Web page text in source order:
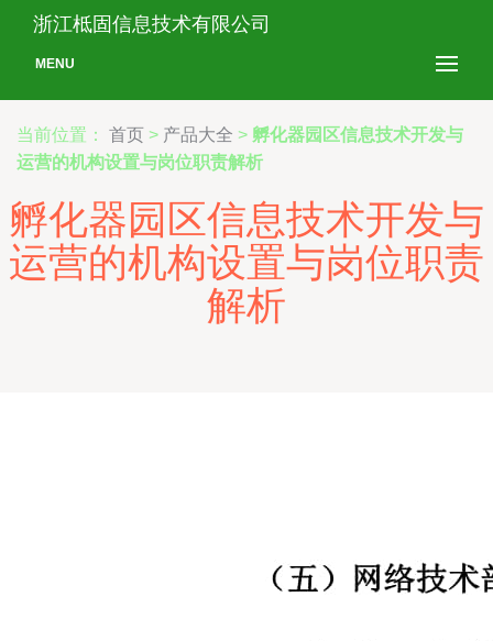
浙江柢固信息技术有限公司
MENU
当前位置： 首页 > 产品大全 > 孵化器园区信息技术开发与
运营的机构设置与岗位职责解析
孵化器园区信息技术开发与
运营的机构设置与岗位职责
解析